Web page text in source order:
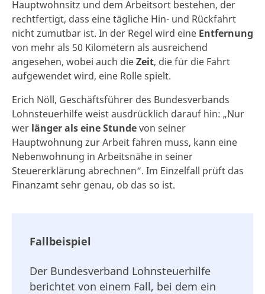
Hauptwohnsitz und dem Arbeitsort bestehen, der
rechtfertigt, dass eine tägliche Hin- und Rückfahrt
nicht zumutbar ist. In der Regel wird eine Entfernung
von mehr als 50 Kilometern als ausreichend
angesehen, wobei auch dieZeit, die für die Fahrt
aufgewendet wird, eine Rolle spielt.
Erich Nöll, Geschäftsführer des Bundesverbands
Lohnsteuerhilfe weist ausdrücklich darauf hin: „Nur
wer länger als eine Stundevon seiner
Hauptwohnung zur Arbeit fahren muss, kann eine
Nebenwohnung in Arbeitsnähe in seiner
Steuererklärung abrechnen“. Im Einzelfall prüft das
Finanzamt sehr genau, ob das so ist.
Fallbeispiel
Der Bundesverband Lohnsteuerhilfe
berichtet von einem Fall, bei dem ein